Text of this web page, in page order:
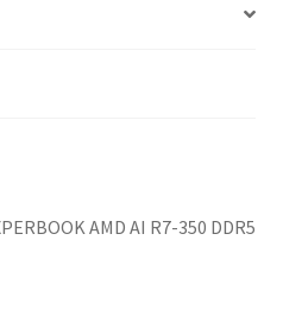
AMD AI R7-350 DDR5